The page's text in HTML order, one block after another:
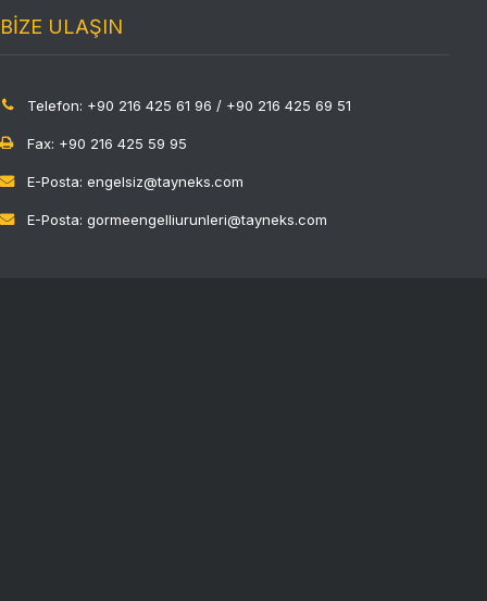
BİZE ULAŞIN
Telefon: +90 216 425 61 96 / +90 216 425 69 51
Fax: +90 216 425 59 95
E-Posta: engelsiz@tayneks.com
E-Posta: gormeengelliurunleri@tayneks.com